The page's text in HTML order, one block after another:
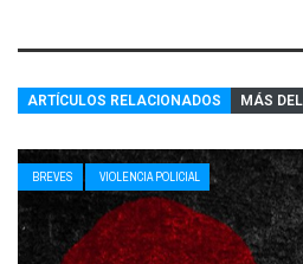
ARTÍCULOS RELACIONADOS MÁS
BREVES VIOLENCIA POLICIAL